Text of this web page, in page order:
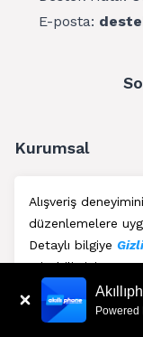
Alışveriş
düzenlemelere
Detaylı bilgiye
erişebilirsiniz.
E-posta:
Kurumsal
Müşteri
Üyelik
Blog
Powered